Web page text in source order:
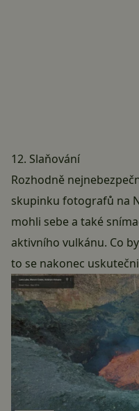
12. Slaňování
Rozhodně
skupinku fotografů na
mohli sebe a také
aktivního vulkánu. Co
to se nakonec